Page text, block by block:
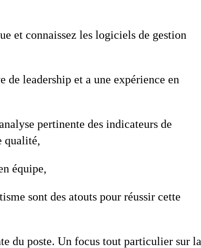
et connaissez les logiciels de gestion
de leadership et a une expérience en
pertinente des indicateurs de
qualité,
équipe,
sont des atouts pour réussir cette
du poste. Un focus tout particulier sur la